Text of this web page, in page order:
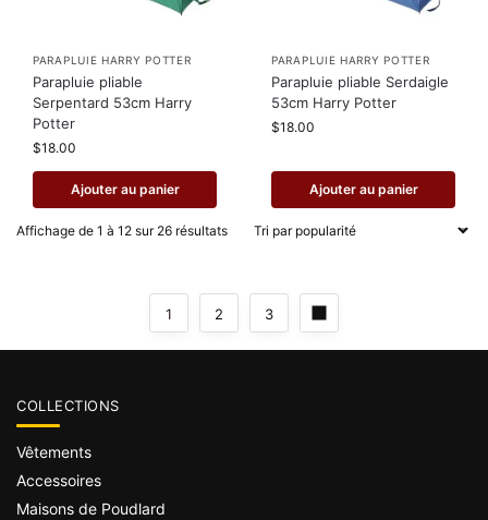
PARAPLUIE HARRY POTTER
Parapluie pliable
Serpentard 53cm Harry
Potter
$18.00
Ajouter au panier
PARAPLUIE HARRY POTTER
Parapluie pliable Serdaigle
53cm Harry Potter
$18.00
Ajouter au panier
Affichage de 1 à 12 sur 26 résultats
1 2 3
COLLECTIONS
Vêtements
Accessoires
Maisons de Poudlard